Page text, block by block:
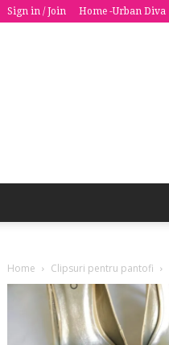
Sign in / Join Home -Urban Diva
Home Clipsuri pentru pantofi